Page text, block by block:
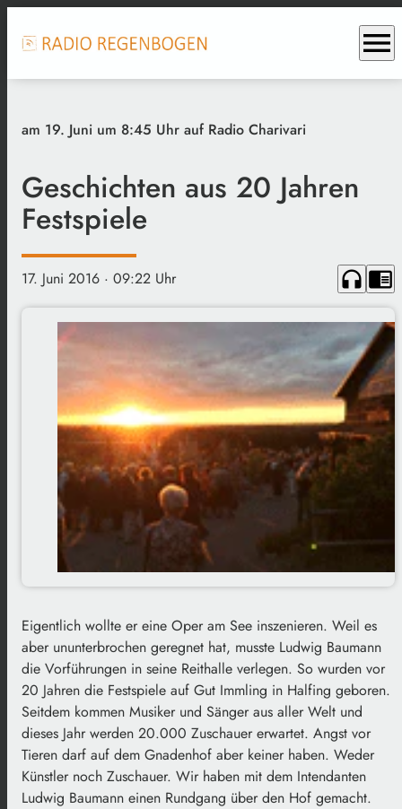
menu
am 19. Juni um 8:45 Uhr auf Radio Charivari
Geschichten aus 20 Jahren
Festspiele
17. Juni 2016 · 09:22 Uhr headphones chrome_reader_mode
Eigentlich wollte er eine Oper am See inszenieren. Weil es
aber ununterbrochen geregnet hat, musste Ludwig Baumann
die Vorführungen in seine Reithalle verlegen. So wurden vor
20 Jahren die Festspiele auf Gut Immling in Halfing geboren.
Seitdem kommen Musiker und Sänger aus aller Welt und
dieses Jahr werden 20.000 Zuschauer erwartet. Angst vor
Tieren darf auf dem Gnadenhof aber keiner haben. Weder
Künstler noch Zuschauer. Wir haben mit dem Intendanten
Ludwig Baumann einen Rundgang über den Hof gemacht.